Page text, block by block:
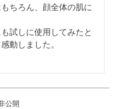
ちろん、顔全体の肌に
試しに使用してみたと
動しました。
公開